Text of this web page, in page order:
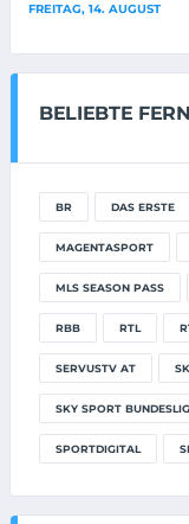
FREITAG, 14. AUGUST
BELIEBTE
BR DAS ERSTE
MAGENTASPORT
MLS SEASON PASS
RBB RTL
SERVUSTV AT
SKY SPORT
SPORTDIGITAL